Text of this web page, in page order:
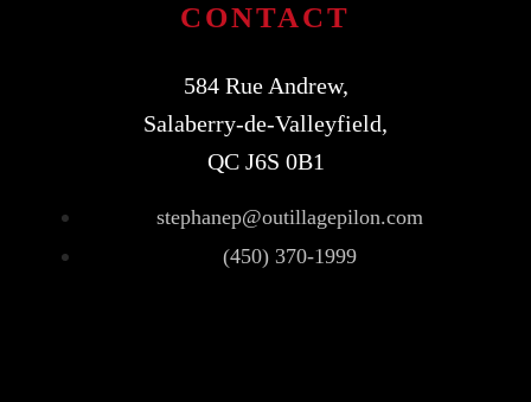
CONTACT
584 Rue Andrew,
Salaberry-de-Valleyfield,
QC J6S 0B1
stephanep@outillagepilon.com
(450) 370-1999